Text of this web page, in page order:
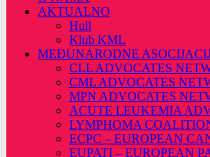
AKTUALNO
Hull
Klub KML
MEĐUNARODNE
CLL ADVOCATES
CML ADVOCATES
MPN ADVOCATES
ACUTE LEUKEMIA
LYMPHOMA
ECPC – EUROPEAN
EUPATI – EUROPEAN